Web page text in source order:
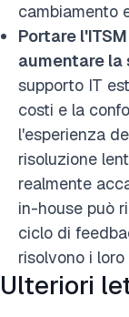
cambiamento
Portare
aumentare
supporto IT
costi e la
l'esperienza
risoluzione
realmente
in-house può
ciclo di
risolvono i loro
Ulteriori